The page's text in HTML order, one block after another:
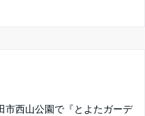
市西山公園で『とよたガーデ